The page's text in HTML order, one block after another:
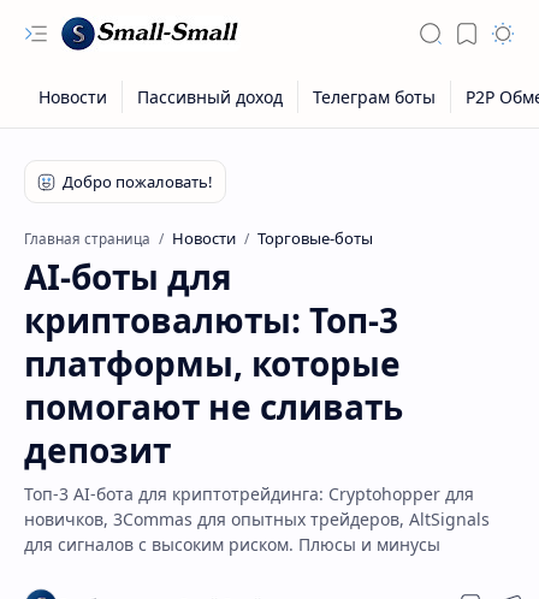
Скрытое меню
Главная страница Новости Торговые-боты
AI-боты для
криптовалюты: Топ-3
платформы, которые
помогают не сливать
депозит
Топ-3 AI-бота для криптотрейдинга: Cryptohopper для
новичков, 3Commas для опытных трейдеров, AltSignals
для сигналов с высоким риском. Плюсы и минусы